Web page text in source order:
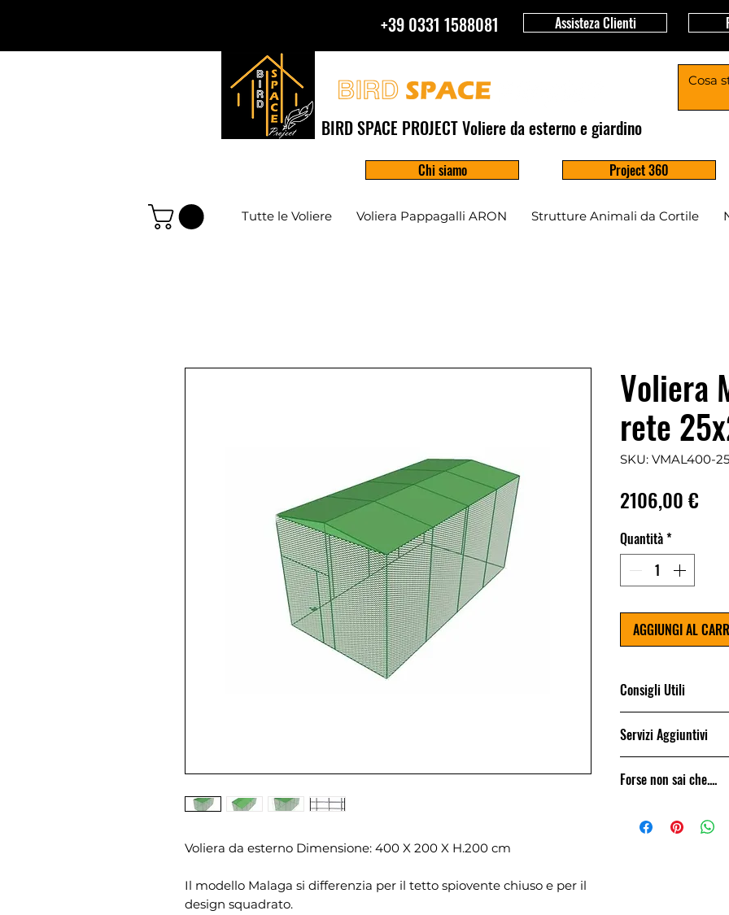
+39 0331 1588081 Assisteza Clienti
BIRD SPACE PROJECT Voliere da esterno e giardino
Chi siamo Project 360
Tutte le Voliere Voliera Pappagalli ARON Strutture Animali da Cortile
Voliera da esterno Dimensione: 400 X 200 X H.200 cm
Il modello Malaga si differenzia per il tetto spiovente chiuso e per il
design squadrato.
Voliera
rete
SKU: VMAL400-25
2106,00 €
Quantità*
AGGIUNGI AL
Consigli Utili
terreno, ma
un piano di
cemento, oppure
cordoli in
Servizi Aggiuntivi
montaggio, della
tecnico, con
necessari al
Forse non sai che....
siamo in